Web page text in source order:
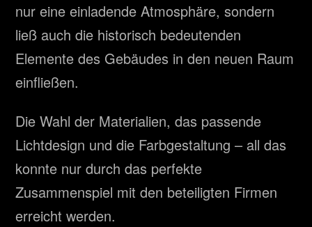
nur eine einladende Atmosphäre, sondern
ließ auch die historisch bedeutenden
Elemente des Gebäudes in den neuen Raum
einfließen.
Die Wahl der Materialien, das passende
Lichtdesign und die Farbgestaltung – all das
konnte nur durch das perfekte
Zusammenspiel mit den beteiligten Firmen
erreicht werden.